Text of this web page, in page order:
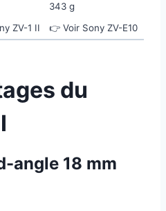
343 g
ZV-1 II 👉 Voir Sony ZV-E10
du
angle 18 mm